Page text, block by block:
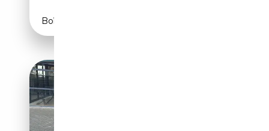
Boîte automatique